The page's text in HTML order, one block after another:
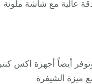
عالية مع شاشة ملونة
أيضاً أجهزة اكس
ميزة الشيفرة